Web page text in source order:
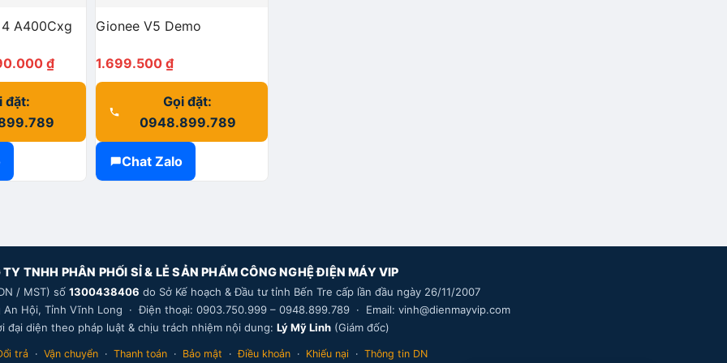
A400Cxg
₫.
₫Giá
hiện
1.690.000 ₫.
đặt:
Gionee V5 Demo
1.699.500 ₫
Gọi đặt:
0948.899.789
Chat Zalo
TY TNHH PHÂN PHỐI SỈ & LẺ SẢN PHẨM CÔNG NGHỆ ĐIỆN MÁY VIP
/ MST) số 1300438406 do Sở Kế hoạch & Đầu tư tỉnh Bến Tre cấp lần đầu ngày 26/11/2007
An Hội, Tỉnh Vĩnh Long · Điện thoại: 0903.750.999 – 0948.899.789 · Email: vinh@dienmayvip.com
đại diện theo pháp luật & chịu trách nhiệm nội dung: Lý Mỹ Linh(Giám đốc)
trả · Vận chuyển· Thanh toán· Bảo mật ·Điều khoản· Khiếu nại· Thông tin DN